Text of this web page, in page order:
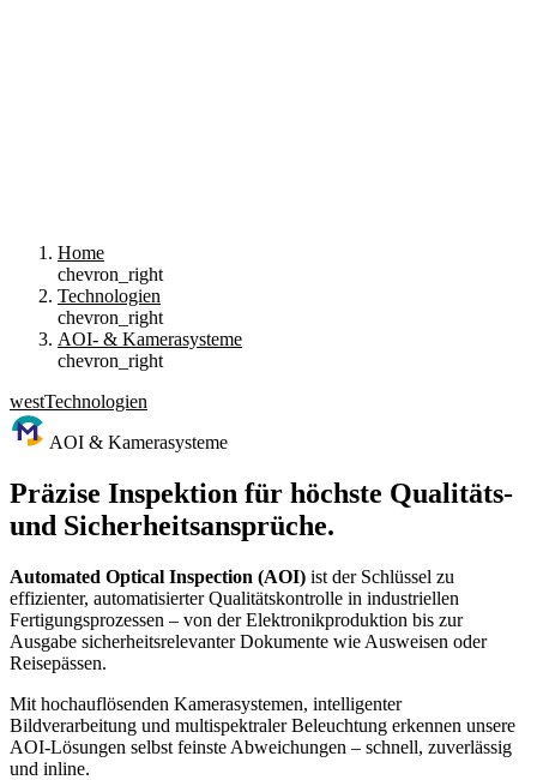
Home
chevron_right
Technologien
chevron_right
AOI- & Kamerasysteme
chevron_right
westTechnologien
AOI & Kamerasysteme
Präzise Inspektion für höchste Qualitäts-
und Sicherheits­ansprüche.
Automated Optical Inspection (AOI) ist der Schlüssel zu
effizienter, automatisierter Qualitätskontrolle in industriellen
Fertigungsprozessen – von der Elektronikproduktion bis zur
Ausgabe sicherheitsrelevanter Dokumente wie Ausweisen oder
Reisepässen.
Mit hochauflösenden Kamerasystemen, intelligenter
Bildverarbeitung und multispektraler Beleuchtung erkennen unsere
AOI-Lösungen selbst feinste Abweichungen – schnell, zuverlässig
und inline.